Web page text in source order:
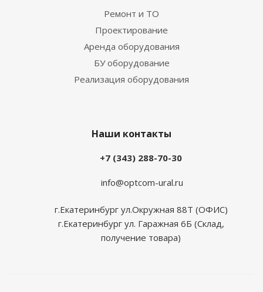
Ремонт и ТО
Проектирование
Аренда оборудования
БУ оборудование
Реализация оборудования
Наши контакты
+7 (343) 288-70-30
info@optcom-ural.ru
г.Екатеринбург ул.Окружная 88Т (ОФИС)
г.Екатеринбург ул. Гаражная 6Б (Склад,
получение товара)